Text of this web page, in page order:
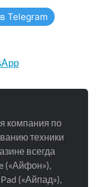
Telegram
компания по
техники
всегда
(«Айфон»),
(«Айпад»),